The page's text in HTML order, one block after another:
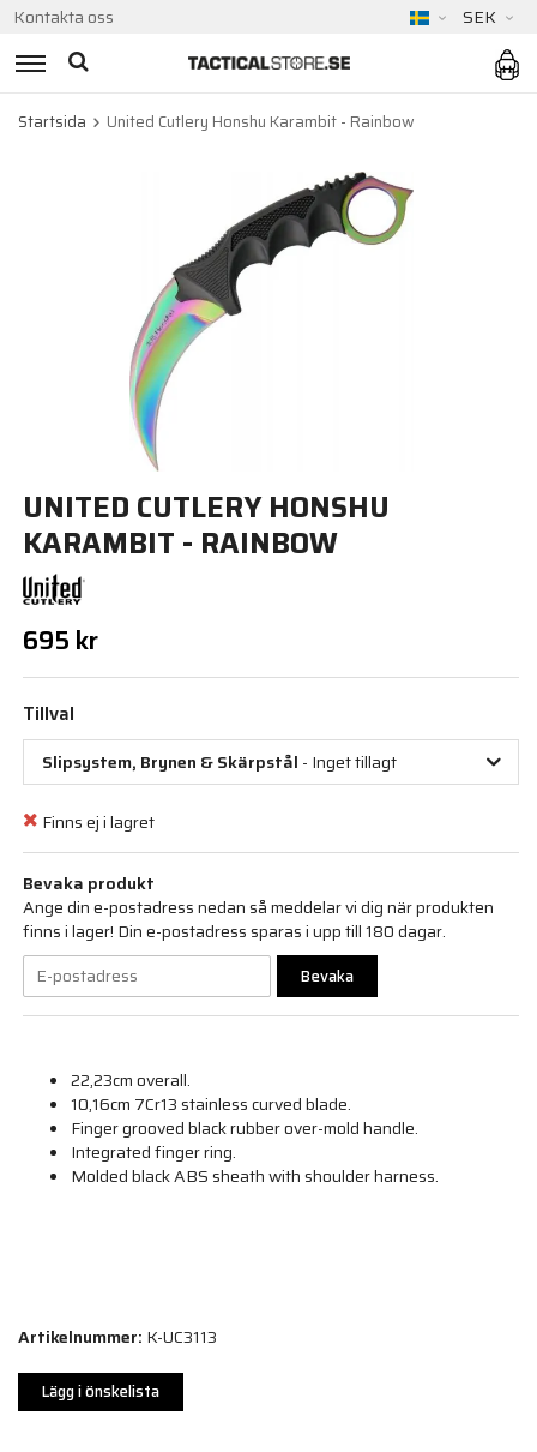
Kontakta oss SEK
Startsida United Cutlery Honshu Karambit - Rainbow
UNITED CUTLERY HONSHU
KARAMBIT - RAINBOW
695 kr
Tillval
Slipsystem, Brynen & Skärpstål - Inget tillagt
Finns ej i lagret
Bevaka produkt
Ange din e-postadress nedan så meddelar vi dig när produkten
finns i lager! Din e-postadress sparas i upp till 180 dagar.
Bevaka
22,23cm overall.
10,16cm 7Cr13 stainless curved blade.
Finger grooved black rubber over-mold handle.
Integrated finger ring.
Molded black ABS sheath with shoulder harness.
Artikelnummer: K-UC3113
Lägg i önskelista